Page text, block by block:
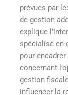
prévues par
de gestion
explique
spécialisé en
pour
concernant
gestion
influencer la